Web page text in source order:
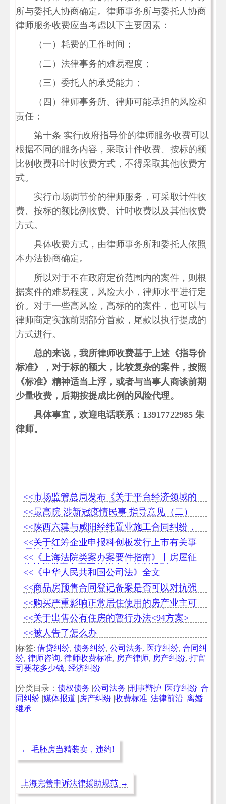
所与委托人协商确定。律师事务所与委托人协商
律师服务收费应当考虑以下主要因素：
（一）耗费的工作时间；
（二）法律事务的难易程度；
（三）委托人的承受能力；
（四）律师事务所、律师可能承担的风险和
责任；
第十条 实行政府指导价的律师服务收费可以
根据不同的服务内容，采取计件收费、按标的额
比例收费和计时收费方式，不得采取其他收费方
式。
实行市场调节价的律师服务，可采取计件收
费、按标的额比例收费、计时收费以及其他收费
方式。
具体收费方式，由律师事务所和委托人依照
本办法协商确定。
所以对于不在政府定价范围内的案件，则根
据案件的难易程度，风险大小，律师水平进行定
价。对于一些高风险，高标的的案件，也可以与
律师商定实施前期部分首款，尾款以执行提成的
方式进行。
总的来说，我所律师收费基于上述《指导价
标准》，对于标的额大，比较复杂的案件，按照
《标准》精神适当上浮，或者与当事人商谈前期
少量收费，后期按提成比例的风险代理。
具体事宜，欢迎电话联系：13917722985 朱
律师。
<<市场监管总局发布《关于平台经济领域的
反垄断指南 （征求意见稿）》全文
<<最高院 涉新冠疫情民事 指导意见（二）
<<陕西六建与咸阳经纬置业施工合同纠纷，
百余套已售房产被查封
<<关于红筹企业申报科创板发行上市有关事
项的通知
<<《上海法院类案办案要件指南》丨房屋征
收补偿类案办案要件指南之裁判规则
<<《中华人民共和国公司法》全文
<<商品房预售合同登记备案是否可以对抗强
制执行
<<购买严重影响正常居住使用的房产业主可
拒绝收房并要求支付逾期交房违约金
<<关于出售公有住房的暂行办法<94方案>
<<被人告了怎么办
|标签: 借贷纠纷, 债务纠纷, 公司法务, 医疗纠纷, 合同纠
纷, 律师咨询, 律师收费标准, 房产律师, 房产纠纷, 打官
司要花多少钱, 经济纠纷
|分类目录： 债权债务 |公司法务 |刑事辩护 |医疗纠纷 |合
同纠纷 |媒体报道 |房产纠纷 |收费标准 |法律前沿 |离婚
继承
← 毛胚房当精装卖，违约!
上海完善申诉法律援助规范 →